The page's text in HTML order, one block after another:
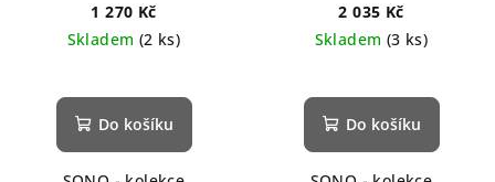
1 270 Kč
Skladem (2 ks)
Do košíku
2 035 Kč
Skladem (3 ks)
Do košíku